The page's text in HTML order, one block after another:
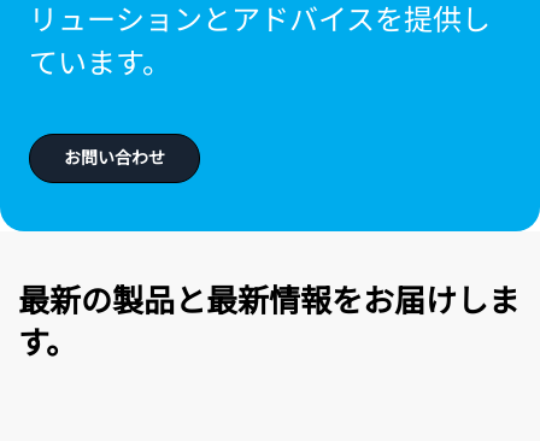
リューションとアドバイスを提供し
ています。
お問い合わせ
最新の製品と最新情報をお届けしま
す。